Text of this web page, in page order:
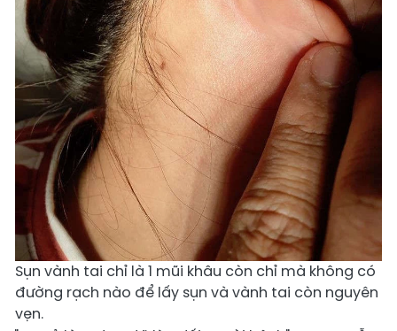
Sụn vành tai chỉ là 1 mũi khâu còn chỉ mà không có
đường rạch nào để lấy sụn và vành tai còn nguyên
vẹn.